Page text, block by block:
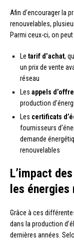
Afin d’encourager la
renouvelables,
Parmi ceux-ci, on
Le tarif d’achat,
un prix de vente
réseau
Les appels
production
Les certificats
fournisseurs
demande
renouvelables
L’impact
les énergies
Grâce à ces
dans la production
dernières années.